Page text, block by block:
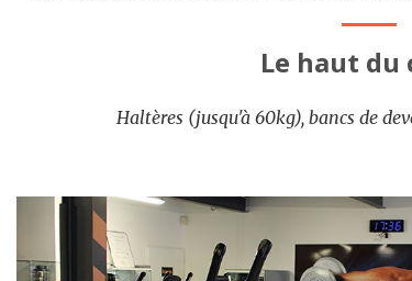
Le haut du
Haltères (jusqu'à 60kg), bancs de